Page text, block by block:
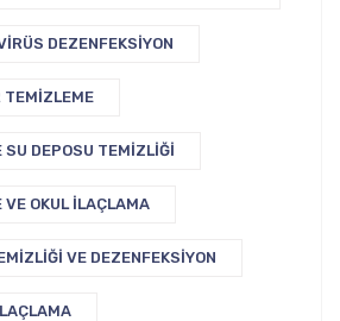
DEZENFEKSIYON
TEMIZLEME
SU DEPOSU TEMIZLIĞI
OKUL İLAÇLAMA
VE DEZENFEKSIYON